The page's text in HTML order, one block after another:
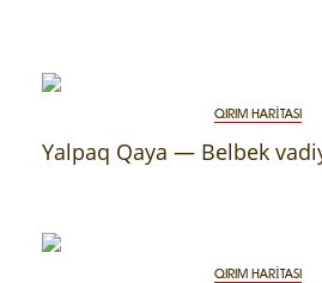
QIRIM HARİTASI
Yalpaq Qaya — Belbek
QIRIM HARİTASI